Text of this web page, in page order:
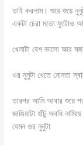
তাই করলাম। শুয়ে শুয়ে
একটা চেরা মতো ফুটোও
খেলাটা বেশ ভালো আর
ওর নুনুটা খেতে নোনতা
তারপর আমি আবার শুয়ে
জাঙিয়াটা হাঁটু অবধি
যেমন ওর নুনুটা